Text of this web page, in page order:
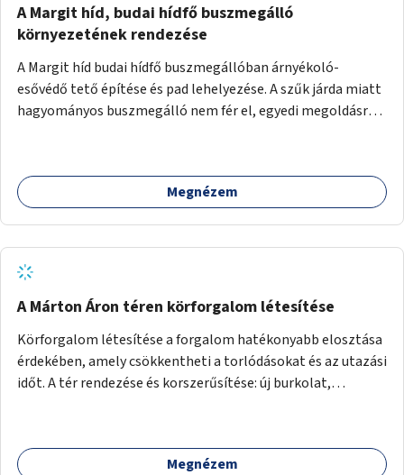
A Margit híd, budai hídfő buszmegálló
környezetének rendezése
A Margit híd budai hídfő buszmegállóban árnyékoló-
esővédő tető építése és pad lehelyezése. A szűk járda miatt
hagyományos buszmegálló nem fér el, egyedi megoldásra
Megnézem
A Márton Áron téren körforgalom létesítése
Körforgalom létesítése a forgalom hatékonyabb elosztása
érdekében, amely csökkentheti a torlódásokat és az utazási
időt. A tér rendezése és korszerűsítése: új burkolat,
időznek.
Megnézem